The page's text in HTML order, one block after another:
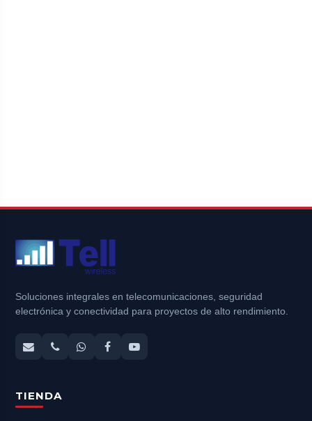
Soluciones integrales en telecomunicaciones, seguridad
electrónica y conectividad para proyectos de alto rendimiento.
TIENDA